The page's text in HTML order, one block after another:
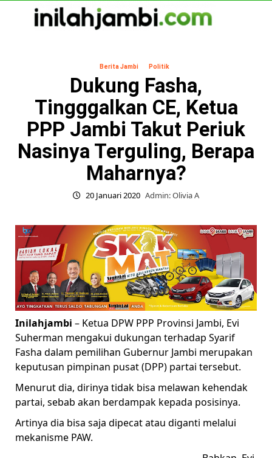
Berita Jambi Politik
Dukung Fasha,
Tingggalkan CE, Ketua
PPP Jambi Takut Periuk
Nasinya Terguling, Berapa
Maharnya?
20 Januari 2020 Admin: Olivia A
Inilahjambi – Ketua DPW PPP Provinsi Jambi, Evi
Suherman mengakui dukungan terhadap Syarif
Fasha dalam pemilihan Gubernur Jambi merupakan
keputusan pimpinan pusat (DPP) partai tersebut.
Menurut dia, dirinya tidak bisa melawan kehendak
partai, sebab akan berdampak kepada posisinya.
Artinya dia bisa saja dipecat atau diganti melalui
mekanisme PAW.